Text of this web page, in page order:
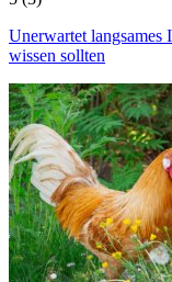
Unerwartet langsames
wissen sollten